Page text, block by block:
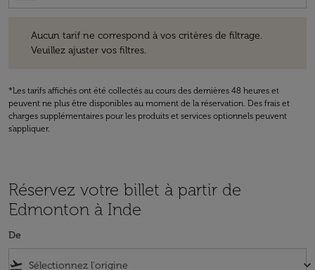
Aucun tarif ne correspond à vos critères de filtrage.
Veuillez ajuster vos filtres.
*Les tarifs affichés ont été collectés au cours des dernières 48 heures et
peuvent ne plus être disponibles au moment de la réservation. Des frais et
charges supplémentaires pour les produits et services optionnels peuvent
s'appliquer.
Réservez votre billet à partir de
Edmonton à Inde
De
flight_takeoff keyboard_arrow_down